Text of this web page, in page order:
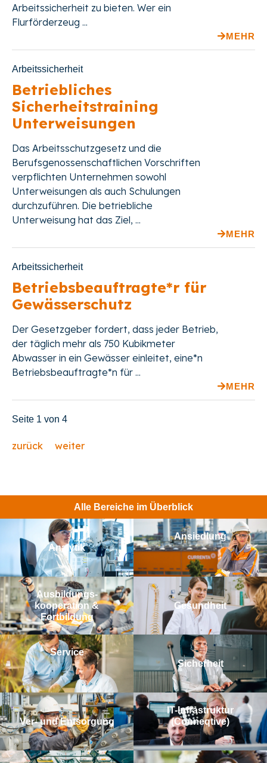
Arbeitssicherheit zu bieten. Wer ein
Flurförderzeug ...
MEHR
Arbeitssicherheit
Betriebliches
Sicherheitstraining
Unterweisungen
Das Arbeitsschutzgesetz und die
Berufsgenossenschaftlichen Vorschriften
verpflichten Unternehmen sowohl
Unterweisungen als auch Schulungen
durchzuführen. Die betriebliche
Unterweisung hat das Ziel, ...
MEHR
Arbeitssicherheit
Betriebsbeauftragte*r für
Gewässerschutz
Der Gesetzgeber fordert, dass jeder Betrieb,
der täglich mehr als 750 Kubikmeter
Abwasser in ein Gewässer einleitet, eine*n
Betriebsbeauftragte*n für ...
MEHR
Seite 1 von 4
weiter
zurück
Alle Bereiche im Überblick
Analytik
Ansiedlung
Aus­bildungs­­
kooperation &
Fortbildung
Gesundheit
Service
Sicherheit
Ver- und Entsorgung
IT-Infrastruktur
(Conneqtive)